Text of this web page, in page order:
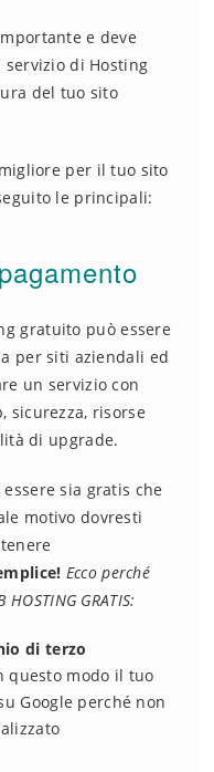
e deve
di Hosting
del tuo sito
per il tuo sito
le principali:
gratuito può essere
per siti aziendali ed
un servizio con
sicurezza, risorse
di upgrade.
sia gratis che
motivo dovresti
Ecco perché
HOSTING GRATIS:
di terzo
questo modo il tuo
Google perché non